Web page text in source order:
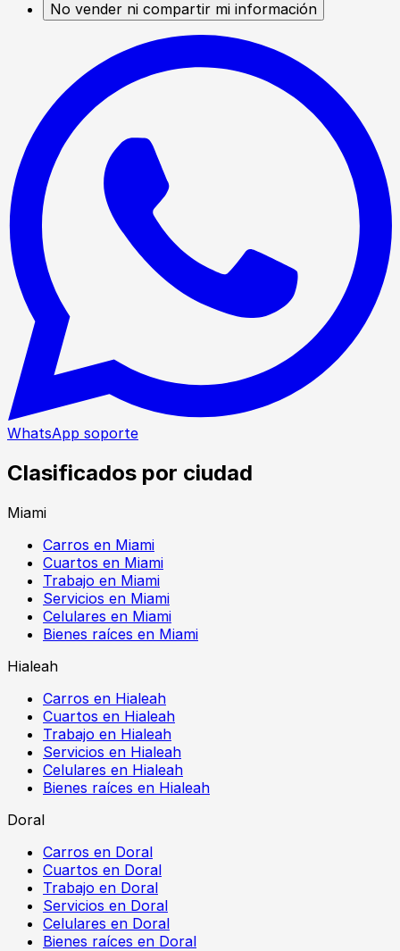
No vender ni compartir mi información
WhatsApp soporte
Clasificados por ciudad
Miami
Carros en Miami
Cuartos en Miami
Trabajo en Miami
Servicios en Miami
Celulares en Miami
Bienes raíces en Miami
Hialeah
Carros en Hialeah
Cuartos en Hialeah
Trabajo en Hialeah
Servicios en Hialeah
Celulares en Hialeah
Bienes raíces en Hialeah
Doral
Carros en Doral
Cuartos en Doral
Trabajo en Doral
Servicios en Doral
Celulares en Doral
Bienes raíces en Doral